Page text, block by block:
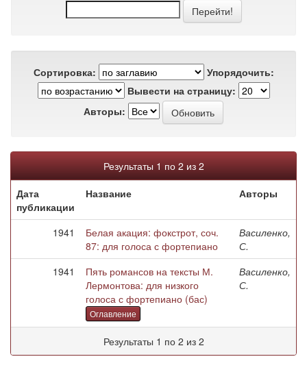
Сортировка:
Упорядочить:
Вывести на страницу:
Авторы:
Результаты 1 по 2 из 2
Дата
публикации
Название Авторы
1941
Белая акация: фокстрот, соч.
87: для голоса с фортепиано
Василенко,
С.
1941
Пять романсов на тексты М.
Лермонтова: для низкого
голоса с фортепиано (бас)
Оглавление
Василенко,
С.
Результаты 1 по 2 из 2